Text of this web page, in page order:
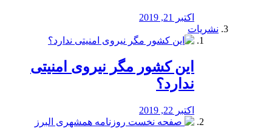
اکتبر 21, 2019
نشریات
این کشور مگر نیروی امنیتی
ندارد؟
اکتبر 22, 2019